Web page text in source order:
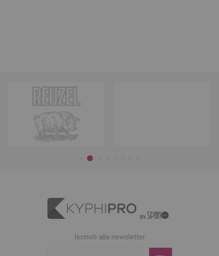
Iscriviti alla newsletter